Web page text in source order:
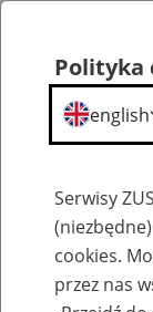
Polityka
english
Serwisy
cookies.
przez nas